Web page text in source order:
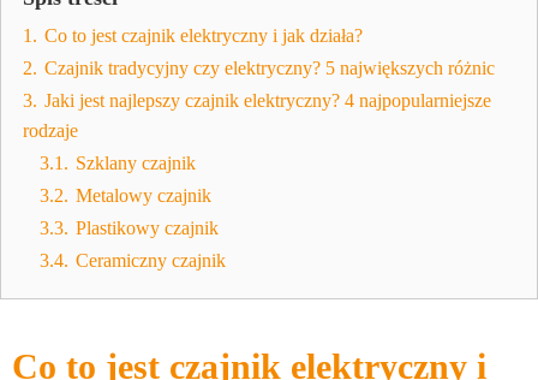
1. Co to jest czajnik elektryczny i jak działa?
2. Czajnik tradycyjny czy elektryczny? 5 największych różnic
3. Jaki jest najlepszy czajnik elektryczny? 4 najpopularniejsze
rodzaje
3.1. Szklany czajnik
3.2. Metalowy czajnik
3.3. Plastikowy czajnik
3.4. Ceramiczny czajnik
Co to jest czajnik elektryczny i